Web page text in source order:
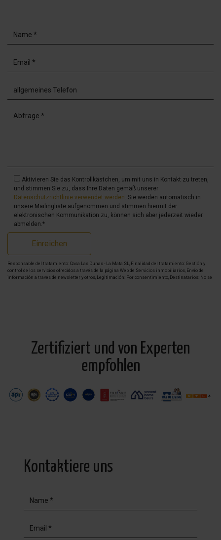
Aktivieren Sie das Kontrollkästchen, um mit uns in Kontakt zu treten,
und stimmen Sie zu, dass Ihre Daten gemäß unserer
Datenschutzrichtlinie verwendet werden. Sie werden automatisch in
unsere Mailingliste aufgenommen und stimmen hiermit der
elektronischen Kommunikation zu, können sich aber jederzeit wieder
abmelden.*
Einreichen
Responsable del tratamiento: Casa Las Dunas - La Mata SL, Finalidad del tratamiento: Gestión y
control de los servicios ofrecidos a través de la página Web de Servicios inmobiliarios, Envío de
información a traves de newsletter y otros, Legitimación: Por consentimiento, Destinatarios: No se
Zertifiziert und von Experten
empfohlen
Kontaktiere uns